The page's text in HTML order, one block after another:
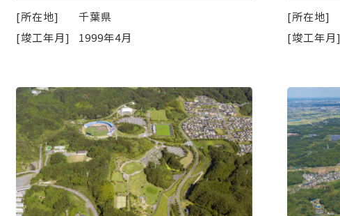
[所在地]
千葉県
[竣工年月]
1999年4月
[所在地]
[竣工年月]